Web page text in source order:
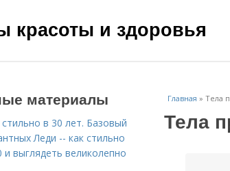
красоты и здоровья
Главная » Тела
Тела
материалы
в 30 лет. Базовый
Леди -- как стильно
и выглядеть великолепно